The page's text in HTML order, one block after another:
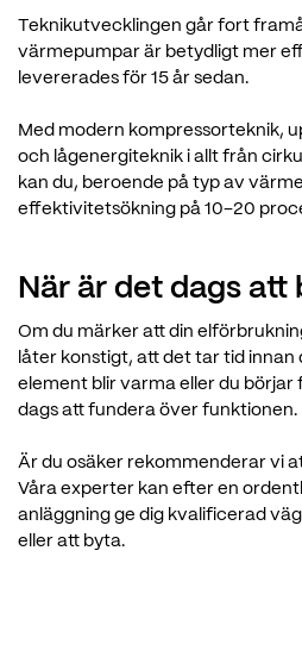
Teknikutvecklingen går fort
värmepumpar är betydligt mer
levererades för 15 år sedan.
Med modern kompressorteknik,
och lågenergiteknik i allt från
kan du, beroende på typ av
effektivitetsökning på 10–20
När är det dags att
Om du märker att din
låter konstigt, att det tar tid innan
element blir varma eller du börjar
dags att fundera över funktionen.
Är du osäker rekommenderar vi
Våra experter kan efter en
anläggning ge dig kvalificerad
eller att byta.